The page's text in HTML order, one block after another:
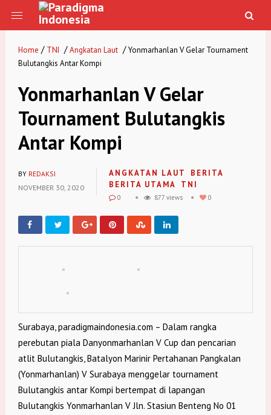
Home / TNI / Angkatan Laut / Yonmarhanlan V Gelar Tournament
Bulutangkis Antar Kompi
Yonmarhanlan V Gelar
Tournament Bulutangkis
Antar Kompi
BY REDAKSI
NOVEMBER 30, 2020
ANGKATAN LAUT
BERITA
BERITA UTAMA
TNI
0 877 views 0
Surabaya, paradigmaindonesia.com – Dalam rangka
perebutan piala Danyonmarhanlan V Cup dan pencarian
atlit Bulutangkis, Batalyon Marinir Pertahanan Pangkalan
(Yonmarhanlan) V Surabaya menggelar tournament
Bulutangkis antar Kompi bertempat di lapangan
Bulutangkis Yonmarhanlan V Jln. Stasiun Benteng No 01